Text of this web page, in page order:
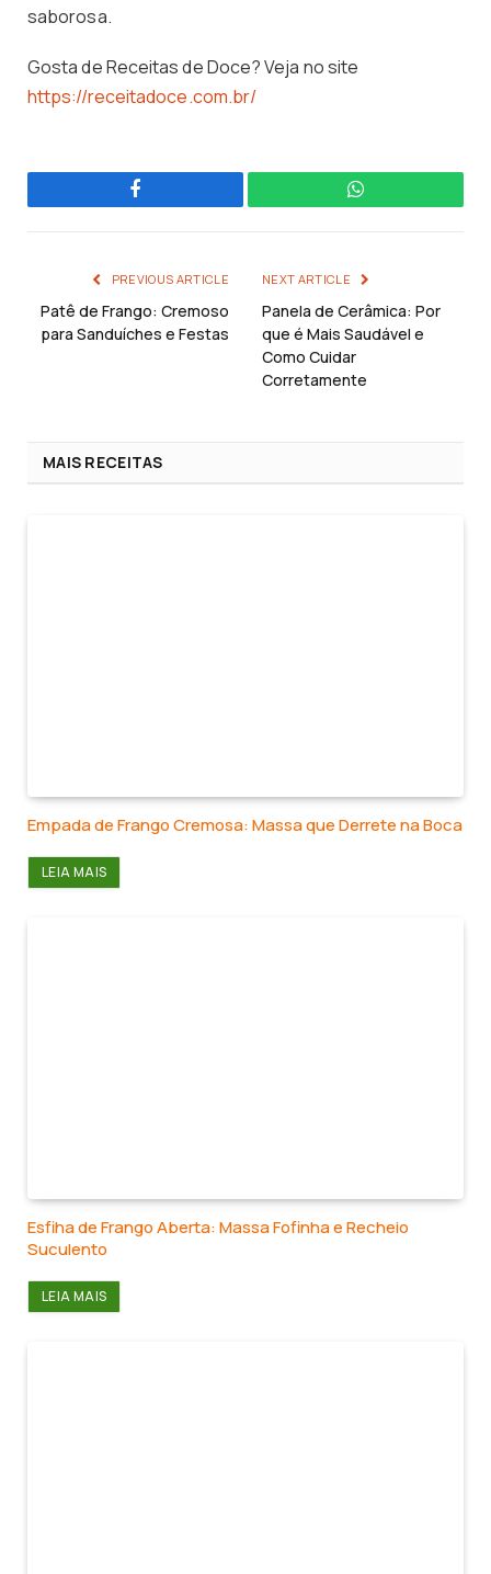
saborosa.
Gosta de Receitas de Doce? Veja no site
https://receitadoce.com.br/
Facebook WhatsApp
PREVIOUS ARTICLE
Patê de Frango: Cremoso
para Sanduíches e Festas
NEXT ARTICLE
Panela de Cerâmica: Por
que é Mais Saudável e
Como Cuidar
Corretamente
MAIS RECEITAS
Empada de Frango Cremosa: Massa que Derrete na Boca
LEIA MAIS
Esfiha de Frango Aberta: Massa Fofinha e Recheio
Suculento
LEIA MAIS